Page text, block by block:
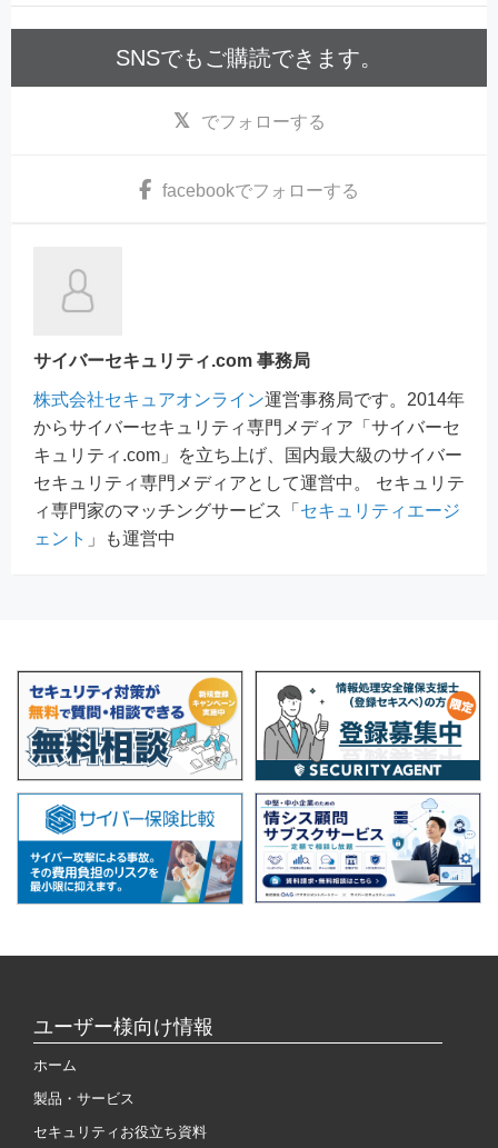
SNSでもご購読できます。
でフォローする
facebookでフォローする
サイバーセキュリティ.com 事務局
株式会社セキュアオンライン運営事務局です。2014年
からサイバーセキュリティ専門メディア「サイバーセ
キュリティ.com」を立ち上げ、国内最大級のサイバー
セキュリティ専門メディアとして運営中。 セキュリテ
ィ専門家のマッチングサービス「 セキュリティエージ
ェント 」も運営中
ユーザー様向け情報
ホーム
製品・サービス
セキュリティお役立ち資料